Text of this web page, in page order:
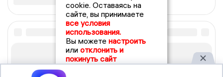
cookie. Оставаясь на
сайте, вы принимаете
все условия
использования.
Вы можете настроить
или отклонить и
покинуть сайт